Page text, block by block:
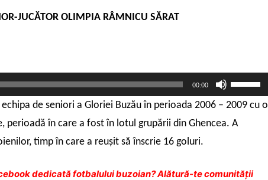
JUCĂTOR OLIMPIA RÂMNICU SĂRAT
00:00
tastele
săgeată
sus/jos
mări
de seniori a Gloriei Buzău în perioada 2006 – 2009 cu o
perioadă în care a fost în lotul grupării din Ghencea. A
timp în care a reuşit să înscrie 16 goluri.
dedicată fotbalului buzoian? Alătură-te comunității